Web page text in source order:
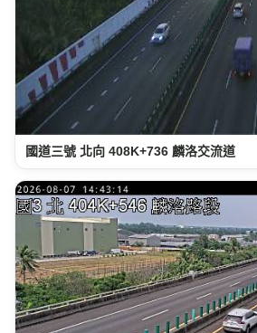
國道三號 北向 408K+736 麟洛交流道